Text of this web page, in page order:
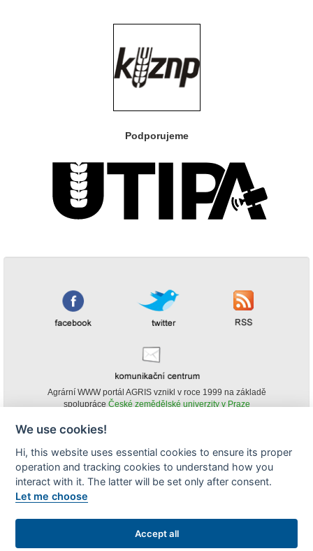
Podporujeme
Agrární WWW portál AGRIS vznikl v roce 1999 na základě
spolupráce České zemědělské univerzity v Praze
obsahu agrárního WWW portálu AGRIS je možné
(pokud není uvedeno jinak) pouze za podmínky uvedení zdroje v podobě
www.agris.cz a data publikace v AGRISu.
We use cookies!
Hi, this website uses essential cookies to ensure its proper
operation and tracking cookies to understand how you
interact with it. The latter will be set only after consent.
Let me choose
Accept all